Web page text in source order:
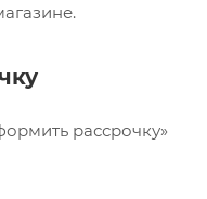
рассрочку»